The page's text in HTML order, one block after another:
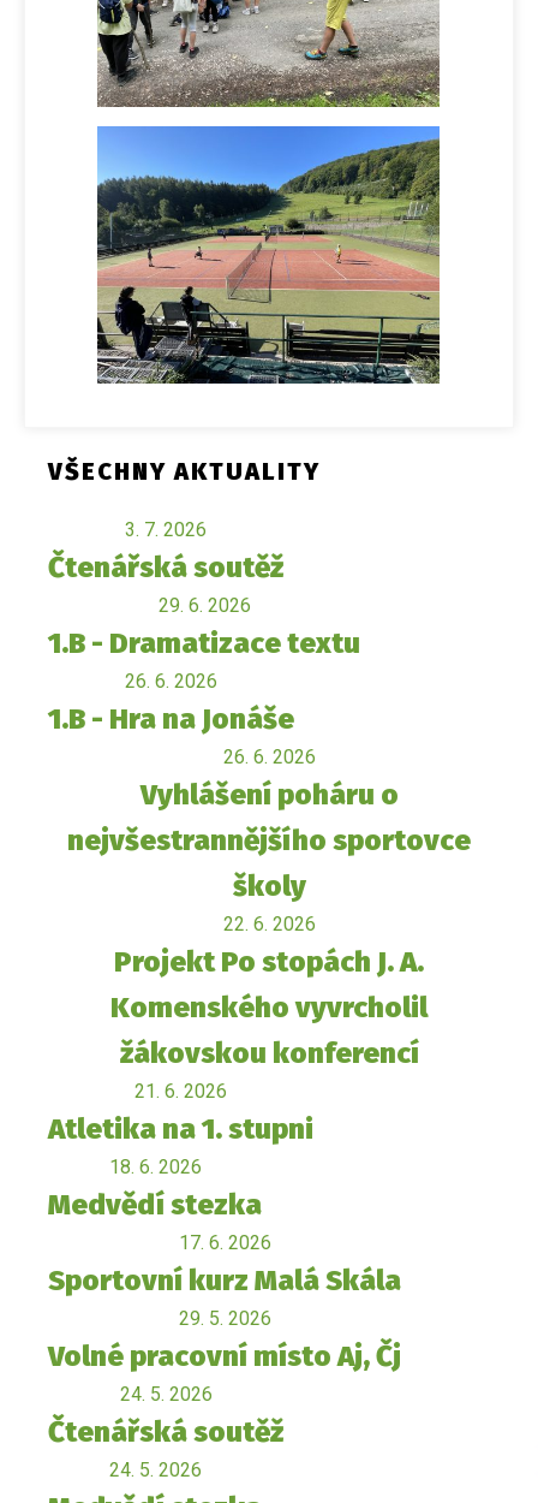
VŠECHNY AKTUALITY
3. 7. 2026
Čtenářská soutěž
29. 6. 2026
1.B - Dramatizace textu
26. 6. 2026
1.B - Hra na Jonáše
26. 6. 2026
Vyhlášení poháru o
nejvšestrannějšího sportovce
školy
22. 6. 2026
Projekt Po stopách J. A.
Komenského vyvrcholil
žákovskou konferencí
21. 6. 2026
Atletika na 1. stupni
18. 6. 2026
Medvědí stezka
17. 6. 2026
Sportovní kurz Malá Skála
29. 5. 2026
Volné pracovní místo Aj, Čj
24. 5. 2026
Čtenářská soutěž
24. 5. 2026